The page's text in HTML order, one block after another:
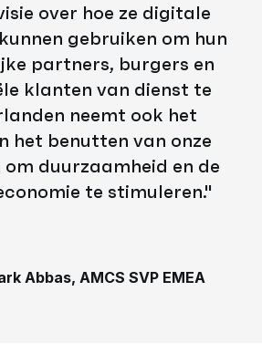
over hoe ze digitale
gebruiken om hun
partners, burgers en
klanten van dienst te
neemt ook het
het benutten van onze
duurzaamheid en de
te stimuleren.''
Abbas, AMCS SVP EMEA